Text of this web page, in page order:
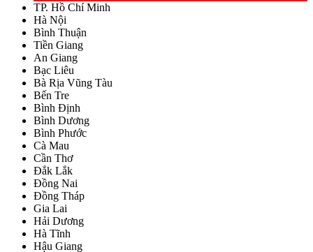
TP. Hồ Chí Minh
Hà Nội
Bình Thuận
Tiền Giang
An Giang
Bạc Liêu
Bà Rịa Vũng Tàu
Bến Tre
Bình Định
Bình Dương
Bình Phước
Cà Mau
Cần Thơ
Đắk Lắk
Đồng Nai
Đồng Tháp
Gia Lai
Hải Dương
Hà Tĩnh
Hậu Giang